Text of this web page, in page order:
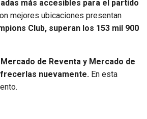
más accesibles para el partido
mejores ubicaciones presentan
Club, superan los 153 mil 900
de Reventa y Mercado de
nuevamente. En esta